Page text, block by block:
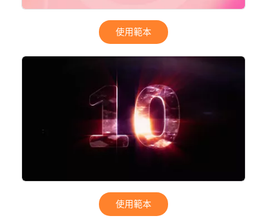
使用範本
使用範本